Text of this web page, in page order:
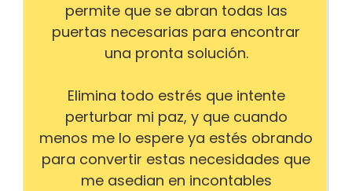
permite que se abran todas las
puertas necesarias para encontrar
una pronta solución.
Elimina todo estrés que intente
perturbar mi paz, y que cuando
menos me lo espere ya estés obrando
para convertir estas necesidades que
me asedian en incontables